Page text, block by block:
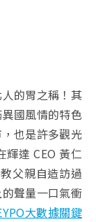
的胃之稱！其
國風情的特色
也是許多觀光
達 CEO 黃仁
父親自造訪過
聲量一口氣衝
大數據關鍵